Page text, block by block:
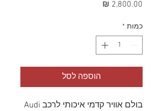
כמות *
הוספה לסל
בולם אוויר קדמי איכותי לרכב Audi